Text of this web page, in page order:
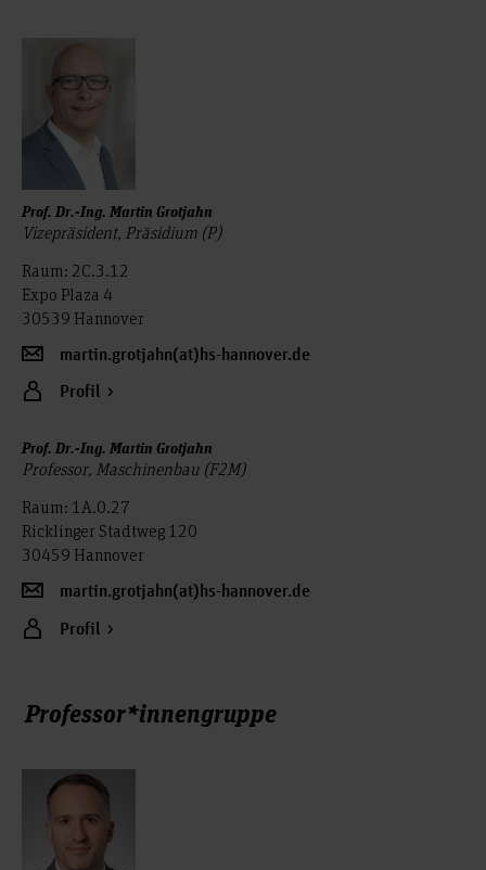
Prof. Dr.-Ing. Martin Grotjahn
Vizepräsident, Präsidium (P)
Raum: 2C.3.12
Expo Plaza 4
30539 Hannover
martin.grotjahn(at)hs-hannover.de
Profil
Prof. Dr.-Ing. Martin Grotjahn
Professor, Maschinenbau (F2M)
Raum: 1A.0.27
Ricklinger Stadtweg 120
30459 Hannover
martin.grotjahn(at)hs-hannover.de
Profil
Professor*innengruppe